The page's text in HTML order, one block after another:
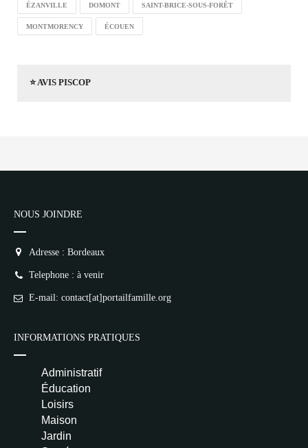
ÉZANVILLE DOMONT SAINT-BRICE-SOUS-FORÊT
MONTMORENCY ÉCOUEN
⭐ AVIS PISCOP
NOUS JOINDRE
Adresse : Bordeaux
Telephone : à venir
E-mail: contact[at]portailfamille.org
INFORMATIONS PRATIQUES
Administratif
Éducation
Loisirs
Maison
Jardin